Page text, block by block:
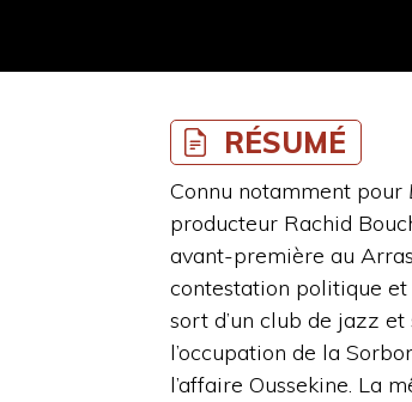
RÉSUMÉ
Connu notamment pour
producteur Rachid
avant-première au
contestation politique et
sort d’un club de jazz
l’occupation de la
l’affaire Oussekine. La